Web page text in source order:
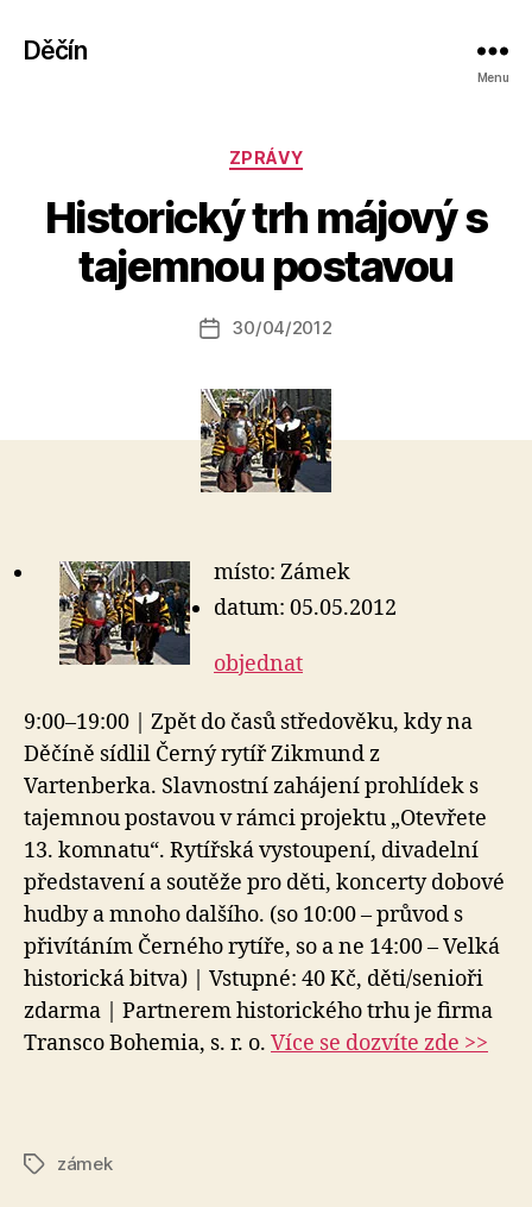
Děčín
Menu
Rubriky
ZPRÁVY
Historický trh májový s
tajemnou postavou
Autor
příspěvku
o
a
s
o
Datum
30/04/2012
místo: Zámek
datum: 05.05.2012
objednat
9:00–19:00 | Zpět do časů středověku, kdy na
Děčíně sídlil Černý rytíř Zikmund z
Vartenberka. Slavnostní zahájení prohlídek s
tajemnou postavou v rámci projektu „Otevřete
13. komnatu“. Rytířská vystoupení, divadelní
představení a soutěže pro děti, koncerty dobové
hudby a mnoho dalšího. (so 10:00 – průvod s
přivítáním Černého rytíře, so a ne 14:00 – Velká
historická bitva) | Vstupné: 40 Kč, děti/senioři
zdarma | Partnerem historického trhu je firma
Transco Bohemia, s. r. o. Více se dozvíte zde >>
Štítkyzámek